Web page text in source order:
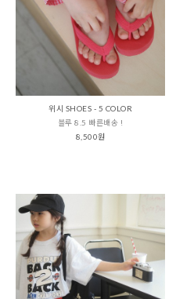
위시 SHOES - 5 COLOR
블루 8.5 빠른배송 !
8,500원